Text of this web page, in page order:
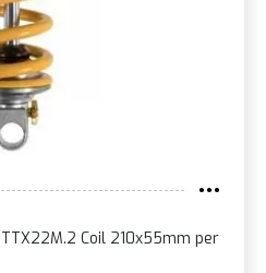
Coil 210x55mm per